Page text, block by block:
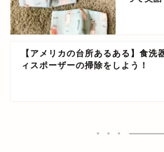
【アメリカの台所あるある】食洗
ィスポーザーの掃除をしよう！